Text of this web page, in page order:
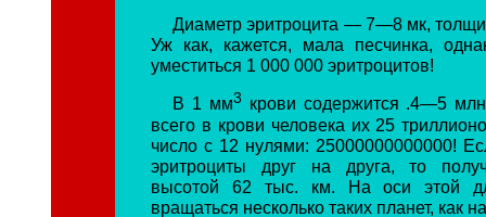
Диаметр эритроцита — 7—8 мк,
Уж как, кажется, мала песчинка,
уместиться 1 000 000 эритроцитов!
В 1 мм3 крови содержится .4—5
всего в крови человека их 25
число с 12 нулями: 25000000000000!
эритроциты друг на друга, то
высотой 62 тыс. км. На оси этой
вращаться несколько таких планет, как